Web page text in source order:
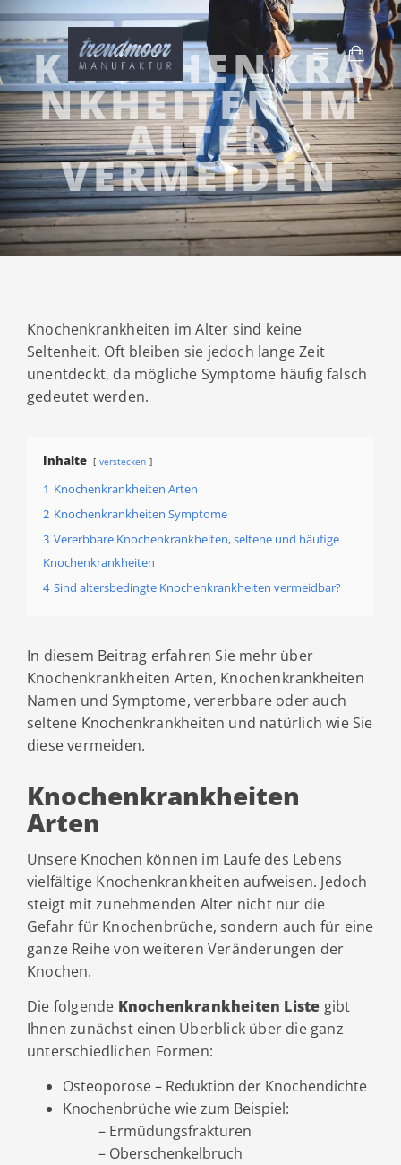
KNOCHENKRA
NKHEITEN IM
ALTER
VERMEIDEN
Knochenkrankheiten im Alter sind keine
Seltenheit. Oft bleiben sie jedoch lange Zeit
unentdeckt, da mögliche Symptome häufig falsch
gedeutet werden.
Inhalte verstecken
1 Knochenkrankheiten Arten
2 Knochenkrankheiten Symptome
3 Vererbbare Knochenkrankheiten, seltene und häufige
Knochenkrankheiten
4 Sind altersbedingte Knochenkrankheiten vermeidbar?
In diesem Beitrag erfahren Sie mehr über
Knochenkrankheiten Arten, Knochenkrankheiten
Namen und Symptome, vererbbare oder auch
seltene Knochenkrankheiten und natürlich wie Sie
diese vermeiden.
Knochenkrankheiten
Arten
Unsere Knochen können im Laufe des Lebens
vielfältige Knochenkrankheiten aufweisen. Jedoch
steigt mit zunehmenden Alter nicht nur die
Gefahr für Knochenbrüche, sondern auch für eine
ganze Reihe von weiteren Veränderungen der
Knochen.
Die folgende Knochenkrankheiten Liste gibt
Ihnen zunächst einen Überblick über die ganz
unterschiedlichen Formen:
Osteoporose – Reduktion der Knochendichte
Knochenbrüche wie zum Beispiel:
– Ermüdungsfrakturen
– Oberschenkelbruch